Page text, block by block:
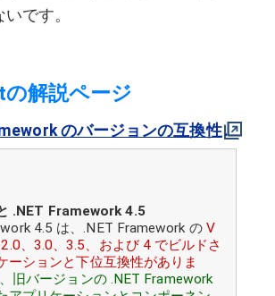
です。
解説ページ
のバージョンの互換性
.NET Framework 4.5
4.5 は、.NET Framework の V
、3.0、3.5、および 4 でビルドさ
ーションと下位互換性がありま
旧バージョンの .NET Framework